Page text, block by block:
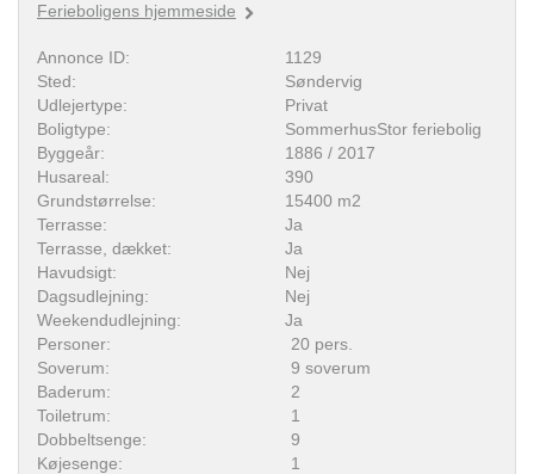
Ferieboligens hjemmeside
Annonce ID:
1129
Sted:
Søndervig
Udlejertype:
Privat
Boligtype:
SommerhusStor feriebolig
Byggeår:
1886 / 2017
Husareal:
390
Grundstørrelse:
15400 m2
Terrasse:
Ja
Terrasse, dækket:
Ja
Havudsigt:
Nej
Dagsudlejning:
Nej
Weekendudlejning:
Ja
Personer:
20 pers.
Soverum:
9 soverum
Baderum:
2
Toiletrum:
1
Dobbeltsenge:
9
Køjesenge:
1